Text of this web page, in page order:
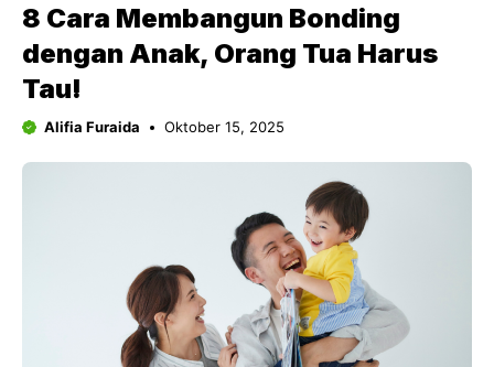
8 Cara Membangun Bonding
dengan Anak, Orang Tua Harus
Tau!
Alifia Furaida Oktober 15, 2025